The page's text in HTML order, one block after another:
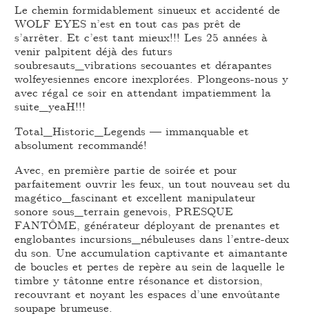
Le chemin formidablement sinueux et accidenté de
WOLF EYES n’est en tout cas pas prêt de
s’arrêter. Et c’est tant mieux!!! Les 25 années à
venir palpitent déjà des futurs
soubresauts_vibrations secouantes et dérapantes
wolfeyesiennes encore inexplorées. Plongeons-nous y
avec régal ce soir en attendant impatiemment la
suite_yeaH!!!
Total_Historic_Legends — immanquable et
absolument recommandé!
Avec, en première partie de soirée et pour
parfaitement ouvrir les feux, un tout nouveau set du
magético_fascinant et excellent manipulateur
sonore sous_terrain genevois, PRESQUE
FANTÔME, générateur déployant de prenantes et
englobantes incursions_nébuleuses dans l’entre-deux
du son. Une accumulation captivante et aimantante
de boucles et pertes de repère au sein de laquelle le
timbre y tâtonne entre résonance et distorsion,
recouvrant et noyant les espaces d’une envoûtante
soupape brumeuse.